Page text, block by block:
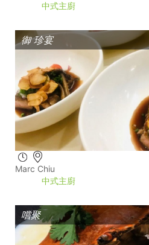
中式主廚
御 珍宴
Marc Chiu
中式主廚
嚐聚